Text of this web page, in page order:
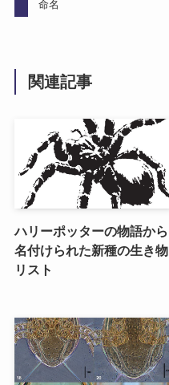
命名
関連記事
ハリーポッターの物語から
名付けられた新種の生き物
リスト